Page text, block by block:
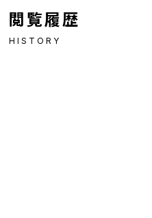
閲覧履歴
HISTORY